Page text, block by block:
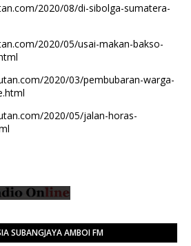
2020/08/di-sibolga-sumatera-
2020/05/usai-makan-bakso-
2020/03/pembubaran-warga-
2020/05/jalan-horas-
SUBANGJAYA AMBOI FM